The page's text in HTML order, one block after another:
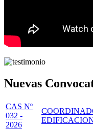
Nuevas
CAS Nº
032 -
2026